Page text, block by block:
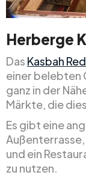
Herberge
Das Kasbah
einer belebten
ganz in der
Märkte, die
Es gibt eine
und ein
zu nutzen.